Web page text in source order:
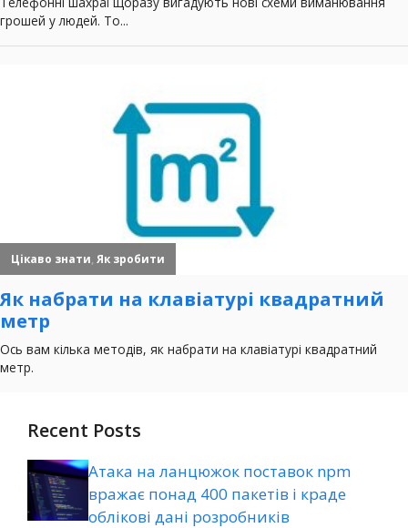
Recent Posts
Атака на ланцюжок поставок npm
вражає понад 400 пакетів і краде
облікові дані розробників